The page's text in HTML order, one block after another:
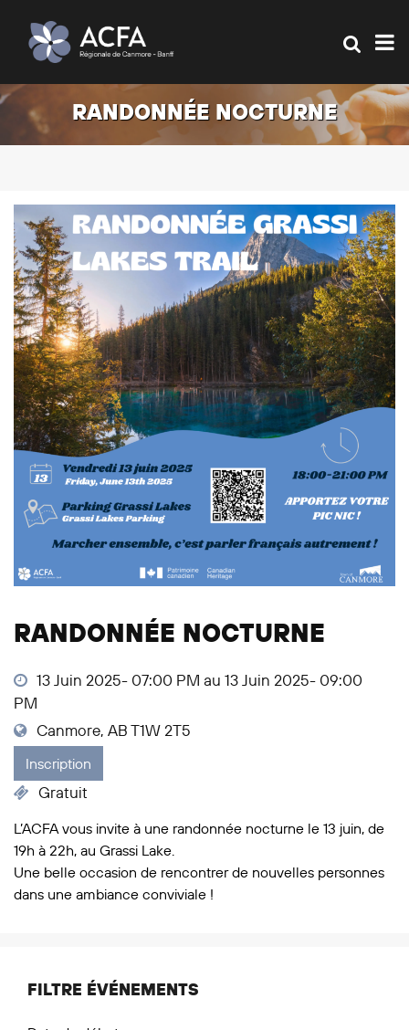
RANDONNÉE NOCTURNE
RANDONNÉE NOCTURNE
13 Juin 2025- 07:00 PM au 13 Juin 2025- 09:00
PM
Canmore, AB T1W 2T5
Inscription
Gratuit
L’ACFA vous invite à une randonnée nocturne le 13 juin, de
19h à 22h, au Grassi Lake.
Une belle occasion de rencontrer de nouvelles personnes
dans une ambiance conviviale !
FILTRE ÉVÉNEMENTS